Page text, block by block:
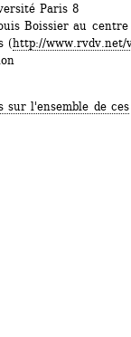
Paris 8
Boissier au centre
(http://www.rvdv.net/
l'ensemble de ces